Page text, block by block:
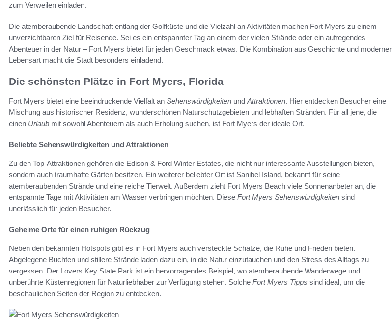
zum Verweilen einladen.
Die atemberaubende Landschaft entlang der Golfküste und die Vielzahl an Aktivitäten machen Fort Myers zu einem
unverzichtbaren Ziel für Reisende. Sei es ein entspannter Tag an einem der vielen Strände oder ein aufregendes
Abenteuer in der Natur – Fort Myers bietet für jeden Geschmack etwas. Die Kombination aus Geschichte und moderner
Lebensart macht die Stadt besonders einladend.
Die schönsten Plätze in Fort Myers, Florida
Fort Myers bietet eine beeindruckende Vielfalt an Sehenswürdigkeiten und Attraktionen. Hier entdecken Besucher eine
Mischung aus historischer Residenz, wunderschönen Naturschutzgebieten und lebhaften Stränden. Für all jene, die
einen Urlaub mit sowohl Abenteuern als auch Erholung suchen, ist Fort Myers der ideale Ort.
Beliebte Sehenswürdigkeiten und Attraktionen
Zu den Top-Attraktionen gehören die Edison & Ford Winter Estates, die nicht nur interessante Ausstellungen bieten,
sondern auch traumhafte Gärten besitzen. Ein weiterer beliebter Ort ist Sanibel Island, bekannt für seine
atemberaubenden Strände und eine reiche Tierwelt. Außerdem zieht Fort Myers Beach viele Sonnenanbeter an, die
entspannte Tage mit Aktivitäten am Wasser verbringen möchten. Diese Fort Myers Sehenswürdigkeiten sind
unerlässlich für jeden Besucher.
Geheime Orte für einen ruhigen Rückzug
Neben den bekannten Hotspots gibt es in Fort Myers auch versteckte Schätze, die Ruhe und Frieden bieten.
Abgelegene Buchten und stillere Strände laden dazu ein, in die Natur einzutauchen und den Stress des Alltags zu
vergessen. Der Lovers Key State Park ist ein hervorragendes Beispiel, wo atemberaubende Wanderwege und
unberührte Küstenregionen für Naturliebhaber zur Verfügung stehen. Solche Fort Myers Tipps sind ideal, um die
beschaulichen Seiten der Region zu entdecken.